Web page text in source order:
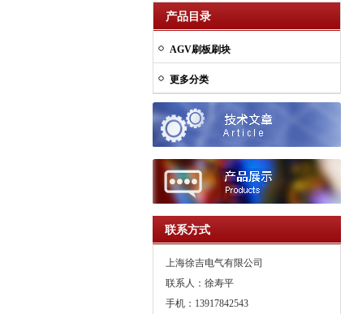
产品目录
AGV刷板刷块
更多分类
联系方式
上海徐吉电气有限公司
联系人：徐寿平
手机：13917842543